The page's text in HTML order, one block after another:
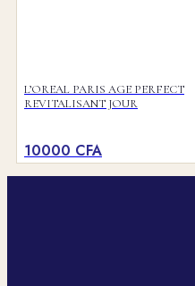
L’OREAL PARIS AGE PERFECT
REVITALISANT JOUR
10000 CFA